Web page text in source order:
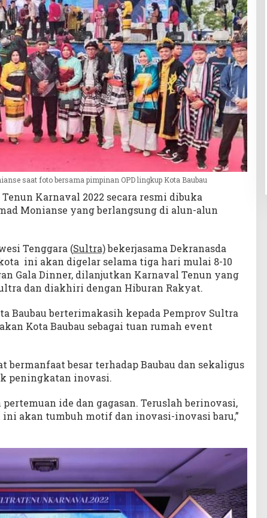
saat foto bersama pimpinan OPD lingkup Kota Baubau
Karnaval 2022 secara resmi dibuka
Monianse yang berlangsung di alun-alun
Tenggara (Sultra)bekerjasama Dekranasda
ini akan digelar selama tiga hari mulai 8-10
Gala Dinner, dilanjutkan Karnaval Tenun yang
dan diakhiri dengan Hiburan Rakyat.
Baubau berterimakasih kepada Pemprov Sultra
Kota Baubau sebagai tuan rumah event
bermanfaat besar terhadap Baubau dan sekaligus
peningkatan inovasi.
ide dan gagasan. Teruslah berinovasi,
ini akan tumbuh motif dan inovasi-inovasi baru,”